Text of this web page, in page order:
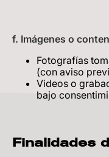
f. Imágenes o
Fotografías
(con aviso
Videos o
bajo
Finalidades